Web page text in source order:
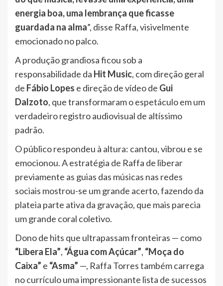
energia boa, uma lembrança que ficasse
guardada na alma”, disse Raffa, visivelmente
emocionado no palco.
A produção grandiosa ficou sob a
responsabilidade da Hit Music, com direção geral
de Fábio Lopes e direção de vídeo de Gui
Dalzoto, que transformaram o espetáculo em um
verdadeiro registro audiovisual de altíssimo
padrão.
O público respondeu à altura: cantou, vibrou e se
emocionou. A estratégia de Raffa de liberar
previamente as guias das músicas nas redes
sociais mostrou-se um grande acerto, fazendo da
plateia parte ativa da gravação, que mais parecia
um grande coral coletivo.
Dono de hits que ultrapassam fronteiras — como
“Libera Ela”, “Água com Açúcar”, “Moça do
Caixa” e “Asma” —, Raffa Torres também carrega
no currículo uma impressionante lista de sucessos